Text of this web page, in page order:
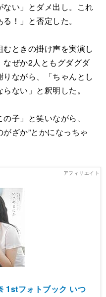
い」とダメ出し。これ
！」と否定した。
ときの掛け声を実演し
ぜか2人ともグダグダ
ながら、「ちゃんとし
ない」と釈明した。
子」と笑いながら、
がざか”とかになっちゃ
1stフォトブック いつ